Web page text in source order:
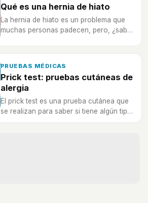
Qué es una hernia de hiato
La hernia de hiato es un problema que
muchas personas padecen, pero, ¿sabes
PRUEBAS MÉDICAS
Prick test: pruebas cutáneas de
alergia
El prick test es una prueba cutánea que
se realizan para saber si tiene algún tipo